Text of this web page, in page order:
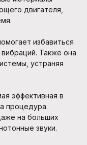
двигателя,
избавиться
Также она
устраняя
эффективная в
процедура.
на больших
звуки.